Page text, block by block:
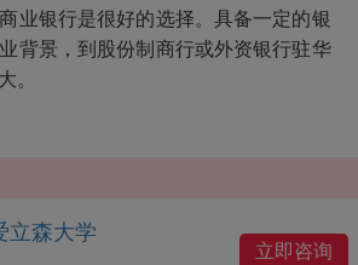
业银行是很好的选择。具备一定的银
背景，到股份制商行或外资银行驻华
。
立森大学
立即咨询